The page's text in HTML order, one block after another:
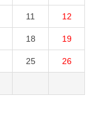
11 12
18 19
25 26